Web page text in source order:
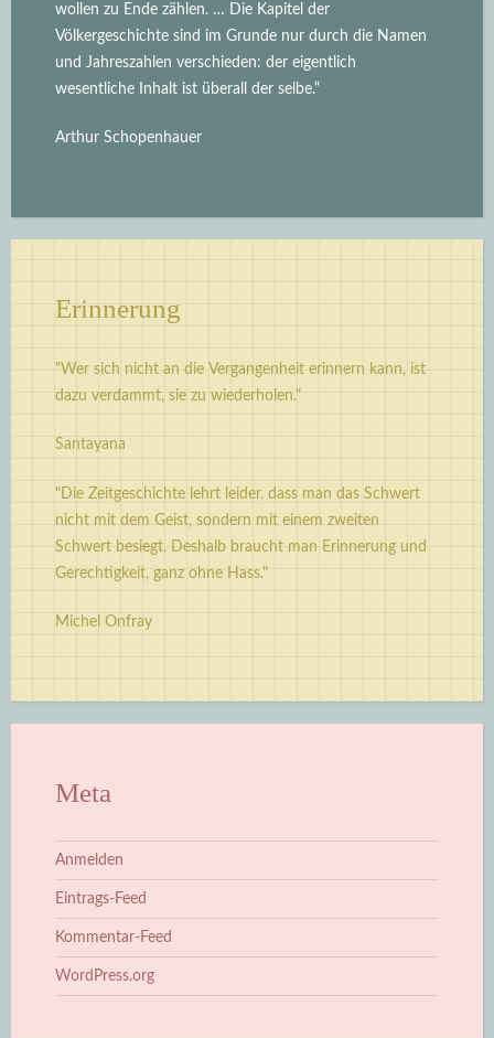
wollen zu Ende zählen. … Die Kapitel der
Völkergeschichte sind im Grunde nur durch die Namen
und Jahreszahlen verschieden: der eigentlich
wesentliche Inhalt ist überall der selbe.“
Arthur Schopenhauer
Erinnerung
"Wer sich nicht an die Vergangenheit erinnern kann, ist
dazu verdammt, sie zu wiederholen."
Santayana
"Die Zeitgeschichte lehrt leider, dass man das Schwert
nicht mit dem Geist, sondern mit einem zweiten
Schwert besiegt. Deshalb braucht man Erinnerung und
Gerechtigkeit, ganz ohne Hass."
Michel Onfray
Meta
Anmelden
Eintrags-Feed
Kommentar-Feed
WordPress.org